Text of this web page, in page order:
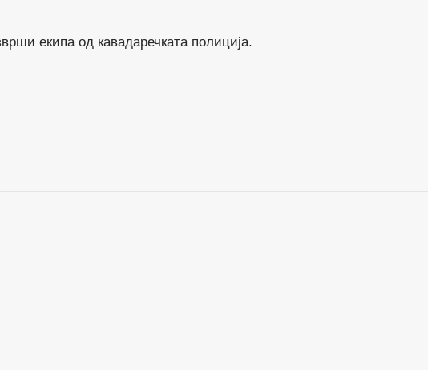
екипа од кавадаречката полиција.